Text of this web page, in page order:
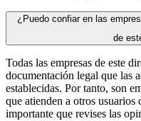
¿Puedo confiar en las
de
Todas las empresas de este
documentación legal que las
establecidas. Por tanto, son
que atienden a otros
importante que revises las